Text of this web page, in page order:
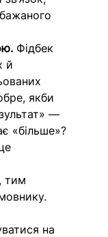
Фідбек
й
якби
—
«більше»?
тим
на